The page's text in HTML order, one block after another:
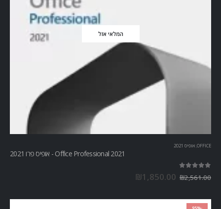
המלאי אזל
OFFICE
, אופיס 2021
Office Professional 2021 - אופיס פרו 2021
₪2,561.00
₪1,850.00
-95%